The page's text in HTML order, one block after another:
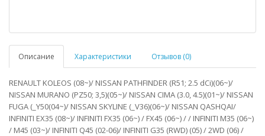
Описание Характеристики Отзывов (0)
RENAULT KOLEOS (08~)/ NISSAN PATHFINDER (R51; 2.5 dCi)(06~)/
NISSAN MURANO (PZ50; 3,5)(05~)/ NISSAN CIMA (3.0, 4.5)(01~)/ NISSAN
FUGA (_Y50(04~)/ NISSAN SKYLINE (_V36)(06~)/ NISSAN QASHQAI/
INFINITI EX35 (08~)/ INFINITI FX35 (06~) / FX45 (06~) / / INFINITI M35 (06~)
/ M45 (03~)/ INFINITI Q45 (02-06)/ INFINITI G35 (RWD) (05) / 2WD (06) /